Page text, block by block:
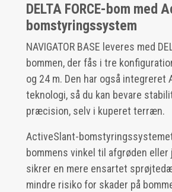
DELTA FORCE-bom med
bomstyringssystem
NAVIGATOR BASE leveres med
bommen, der fås i tre
og 24 m. Den har også integreret
teknologi, så du kan bevare
præcision, selv i kuperet terræn.
ActiveSlant-
bommens vinkel til afgrøden eller
sikrer en mere ensartet
mindre risiko for skader på